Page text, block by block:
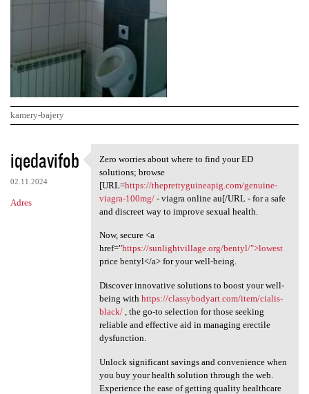
kamery-bajery
K
o
m
e
iqedavifob
02.11.2024
Adres
Zero worries about where to
Zero worries about where to find your ED
solutions; browse
[URL=https://theprettyguineapig.com/genuine-
viagra-100mg/- viagra online au[/URL - for a safe
and discreet way to improve sexual health.
Now, secure <a
href="https://sunlightvillage.org/bentyl/">lowest
price bentyl</a> for your well-being.
Discover innovative solutions to boost your well-
being with https://classybodyart.com/item/cialis-
black/, the go-to selection for those seeking
reliable and effective aid in managing erectile
dysfunction.
Unlock significant savings and convenience when
you buy your health solution through the web.
Experience the ease of getting quality healthcare